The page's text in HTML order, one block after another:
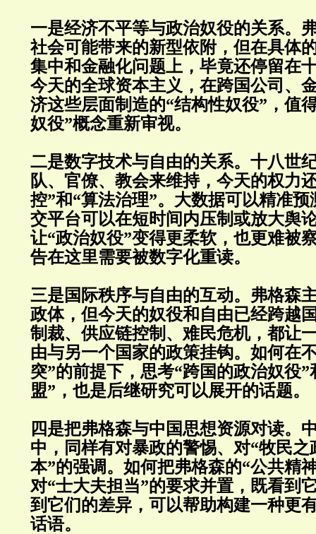
一是经济不平等与政治奴役的关系。
社会可能带来的新型依附，但在具体
集中和金融化问题上，毕竟还停留在
今天的全球资本主义，在跨国公司、
济这些层面制造的“结构性奴役”，值
奴役”概念重新审视。
二是数字技术与自由的关系。十八世
队、官僚、教会来维持，今天的权力
控”和“算法治理”。大数据可以精准
交平台可以在短时间内压制或放大舆
让“政治奴役”变得更柔软，也更难被
告在这里需要被数字化重读。
三是国际秩序与自由的互动。弗格森
政体，但今天的奴役和自由已经跨越
制裁、供应链控制、难民危机，都让
由与另一个国家的政策挂钩。如何在
突”的前提下，思考“跨国的政治奴役
盟”，也是后继研究可以展开的话题。
四是把弗格森与中国思想资源对读。
中，同样有对暴政的警惕、对“牧民之
本”的强调。如何把弗格森的“公共精
对“士大夫担当”的要求并置，既看到
到它们的差异，可以帮助构建一种更
话语。